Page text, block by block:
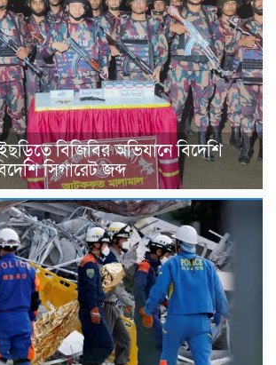
বিজিবির অভিযানে বিদেশি
সিগারেট জব্দ